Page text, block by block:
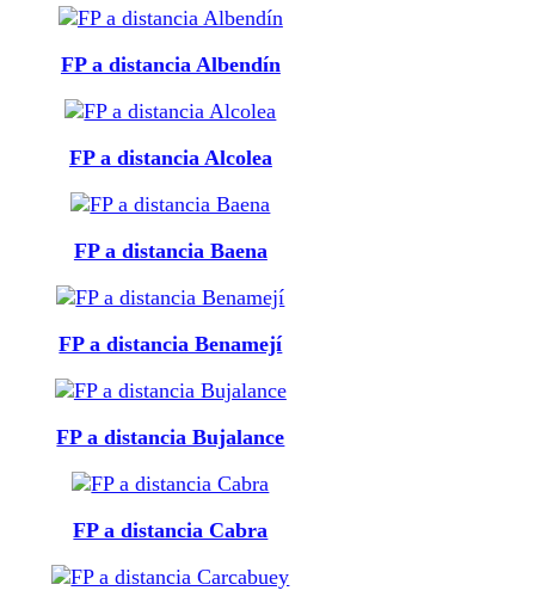
FP a distancia Albendín
FP a distancia Alcolea
FP a distancia Baena
FP a distancia Benamejí
FP a distancia Bujalance
FP a distancia Cabra